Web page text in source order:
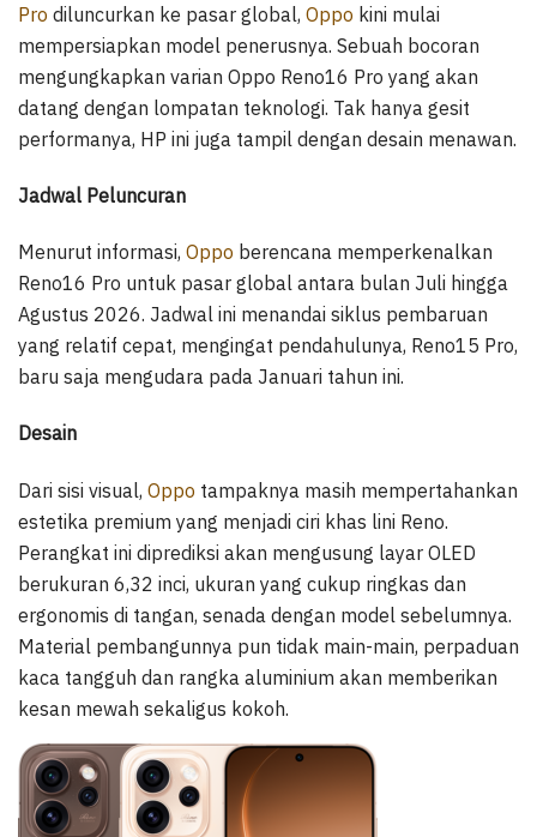
Pro diluncurkan ke pasar global, Oppo kini mulai
mempersiapkan model penerusnya. Sebuah bocoran
mengungkapkan varian Oppo Reno16 Pro yang akan
datang dengan lompatan teknologi. Tak hanya gesit
performanya, HP ini juga tampil dengan desain menawan.
Jadwal Peluncuran
Menurut informasi, Oppo berencana memperkenalkan
Reno16 Pro untuk pasar global antara bulan Juli hingga
Agustus 2026. Jadwal ini menandai siklus pembaruan
yang relatif cepat, mengingat pendahulunya, Reno15 Pro,
baru saja mengudara pada Januari tahun ini.
Desain
Dari sisi visual, Oppo tampaknya masih mempertahankan
estetika premium yang menjadi ciri khas lini Reno.
Perangkat ini diprediksi akan mengusung layar OLED
berukuran 6,32 inci, ukuran yang cukup ringkas dan
ergonomis di tangan, senada dengan model sebelumnya.
Material pembangunnya pun tidak main-main, perpaduan
kaca tangguh dan rangka aluminium akan memberikan
kesan mewah sekaligus kokoh.